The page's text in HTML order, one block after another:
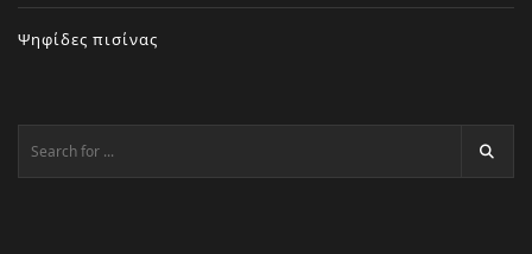
Ψηφίδες πισίνας